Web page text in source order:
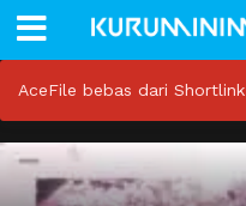
AceFile bebas dari Shortlink